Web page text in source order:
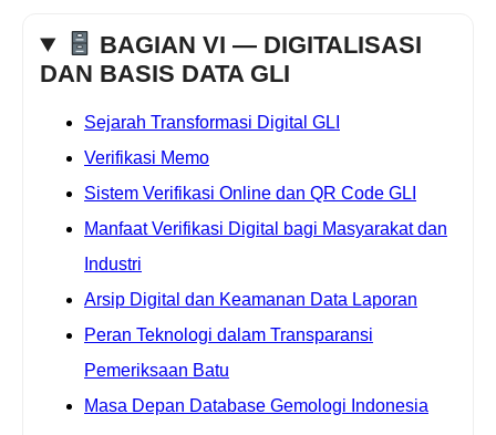
BAGIAN VI — DIGITALISASI
DAN BASIS DATA GLI
Sejarah Transformasi Digital GLI
Verifikasi Memo
Sistem Verifikasi Online dan QR Code GLI
Manfaat Verifikasi Digital bagi Masyarakat dan
Industri
Arsip Digital dan Keamanan Data Laporan
Peran Teknologi dalam Transparansi
Pemeriksaan Batu
Masa Depan Database Gemologi Indonesia